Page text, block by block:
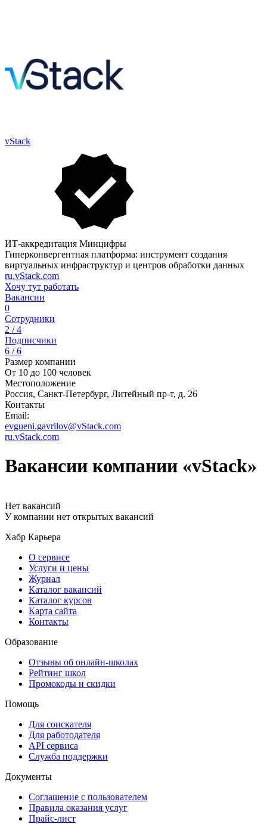
vStack
ИТ-аккредитация Минцифры
Гиперконвергентная платформа: инструмент создания
виртуальных инфраструктур и центров обработки данных
ru.vStack.com
Хочу тут работать
Вакансии
0
Сотрудники
2 / 4
Подписчики
6 / 6
Размер компании
От 10 до 100 человек
Местоположение
Россия, Санкт-Петербург, Литейный пр-т, д. 26
Контакты
Email:
evgueni.gavrilov@vStack.com
ru.vStack.com
Вакансии компании «vStack»
Нет вакансий
У компании нет открытых вакансий
Хабр Карьера
О сервисе
Услуги и цены
Журнал
Каталог вакансий
Каталог курсов
Карта сайта
Контакты
Образование
Отзывы об онлайн-школах
Рейтинг школ
Промокоды и скидки
Помощь
Для соискателя
Для работодателя
API сервиса
Служба поддержки
Документы
Соглашение с пользователем
Правила оказания услуг
Прайс-лист